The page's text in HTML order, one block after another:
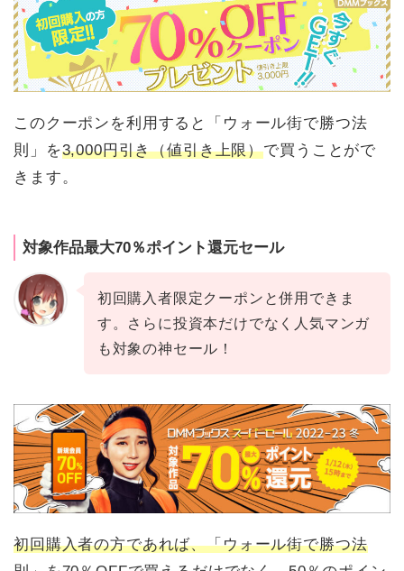
このクーポンを利用すると「ウォール街で勝つ法
則」を3,000円引き（値引き上限）で買うことがで
きます。
対象作品最大70％ポイント還元セール
初回購入者限定クーポンと併用できま
す。さらに投資本だけでなく人気マンガ
も対象の神セール！
初回購入者の方であれば、「ウォール街で勝つ法